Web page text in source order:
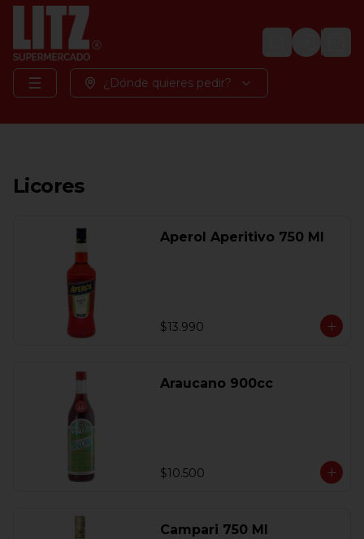
Login
¿Dónde quieres pedir?
Licores
Aperol Aperitivo 750 Ml
$13.990
Araucano 900cc
$10.500
Campari 750 Ml